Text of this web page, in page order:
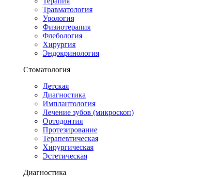
Травматология
Урология
Физиотерапия
Флебология
Хирургия
Эндокринология
Стоматология
Детская
Диагностика
Имплантология
Лечение зубов (микроскоп)
Ортодонтия
Протезирование
Терапевтическая
Хирургическая
Эстетическая
Диагностика